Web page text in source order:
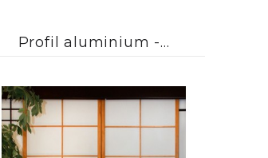
Profil aluminium -...